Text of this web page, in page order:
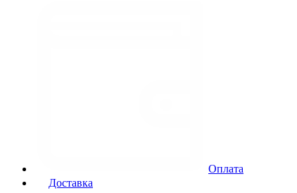
Оплата
Доставка